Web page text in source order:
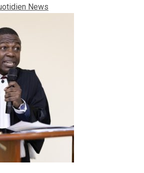
News